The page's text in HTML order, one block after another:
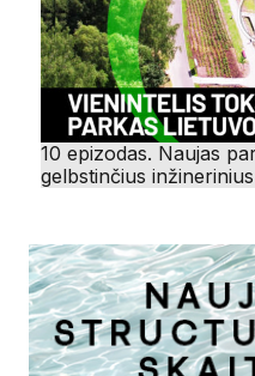
10 epizodas. Naujas
gelbstinčius